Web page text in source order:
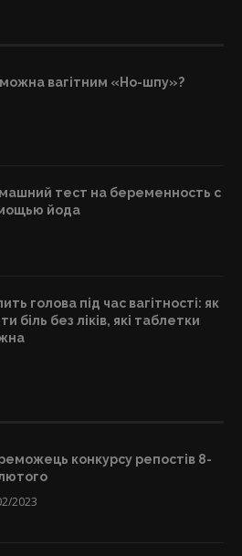
вагітним «Но-шпу»?
тест на беременность с
йода
голова під час вагітності: як
біль без ліків, які таблетки
конкурсу репостів 8-
2023